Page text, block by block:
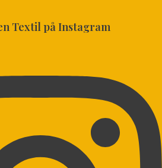
Textil på Instagram